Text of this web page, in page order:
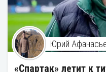
Юрий
«Спартак» летит к